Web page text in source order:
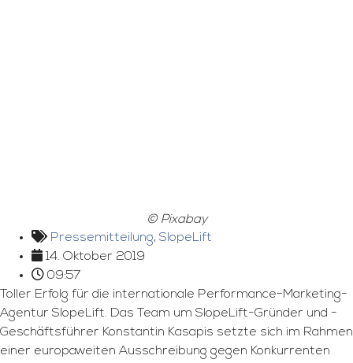
© Pixabay
Pressemitteilung, SlopeLift
14. Oktober 2019
09:57
Toller Erfolg für die internationale Performance-Marketing-
Agentur SlopeLift. Das Team um SlopeLift-Gründer und -
Geschäftsführer Konstantin Kasapis setzte sich im Rahmen
einer europaweiten Ausschreibung gegen Konkurrenten